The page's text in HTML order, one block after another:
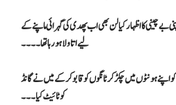
بے چینی کا اظہار کیا لن بھی اب پھدی کی گہرائی ماپنے کے
لیے اتاولا ہو رہا تھا۔۔۔۔
اپنے ہونٹوں میں چکڑ کر ٹانگوں کو قابو کرکے میں نے گانڈ
کو ٹائیٹ کیا۔۔۔